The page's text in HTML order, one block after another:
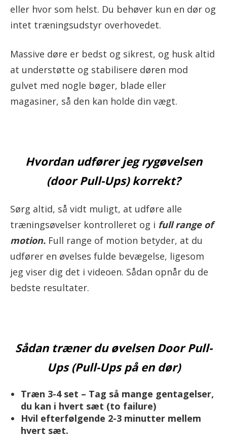
eller hvor som helst. Du behøver kun en dør og
intet træningsudstyr overhovedet.
Massive døre er bedst og sikrest, og husk altid
at understøtte og stabilisere døren mod
gulvet med nogle bøger, blade eller
magasiner, så den kan holde din vægt.
Hvordan udfører jeg rygøvelsen
(door Pull-Ups) korrekt?
Sørg altid, så vidt muligt, at udføre alle
træningsøvelser kontrolleret og i full range of
motion. Full range of motion betyder, at du
udfører en øvelses fulde bevægelse, ligesom
jeg viser dig det i videoen. Sådan opnår du de
bedste resultater.
Sådan træner du øvelsen Door Pull-
Ups (Pull-Ups på en dør)
Træn 3-4 set – Tag så mange gentagelser,
du kan i hvert sæt (to failure)
Hvil efterfølgende 2-3 minutter mellem
hvert sæt.